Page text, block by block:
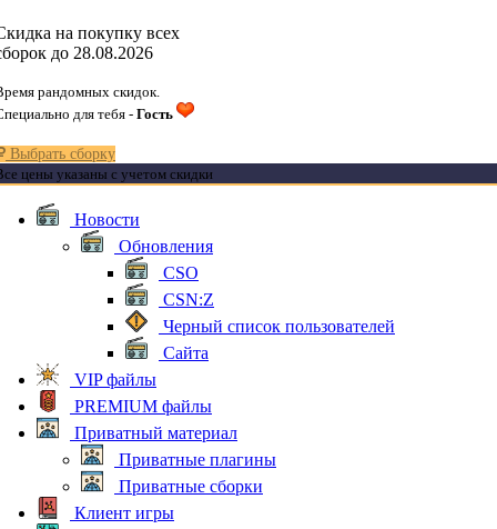
на покупку всех
до 28.08.2026
рандомных скидок.
для тебя - Гость
Выбрать сборку
цены указаны с учетом скидки
Новости
Обновления
CSO
CSN:Z
Черный список пользователей
Сайта
VIP файлы
PREMIUM файлы
Приватный материал
Приватные плагины
Приватные сборки
Клиент игры